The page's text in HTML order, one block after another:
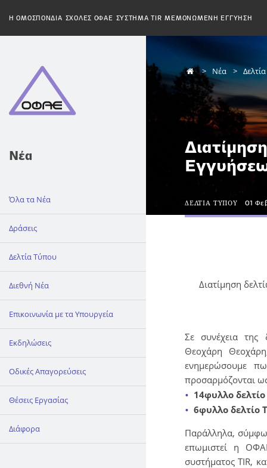
H ΟΜΟΣΠΟΝΔΙΑ ΣΧΟΛΕΣ ΟΦΑΕ ΣΥΣΤΗΜΑ TIR ΜΕΜΟΝΩΜΕΝΗ ΕΓΓΥΗΣΗ
Νέα
Όλα τα Νέα
Δράσεις
Δελτία Τύπου
Διεθνή Νέα
Επικοινωνία με τα Υπουργεία
Εκδηλώσεις
Οδικές Απαγορεύσεις
Θέσεις Εργασίας
Διάφορα
Νέα
ΔΕΛΤΙΑ ΤΥΠΟΥ 01
Διατίμηση
Σε συνέχεια της
Θεοχάρη
ενημερώσουμε
προσαρμόζονται
14φυλλο δελτίο
6φυλλο δελτίο
Παράλληλα,
επωμιστεί η
συστήματος TIR,